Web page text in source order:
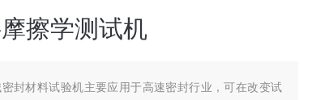
擦学测试机
封材料试验机主要应用于高速密封行业，可在改变试